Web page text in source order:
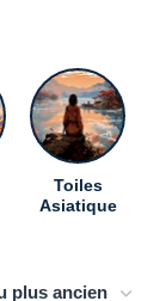
Toiles
Asiatique